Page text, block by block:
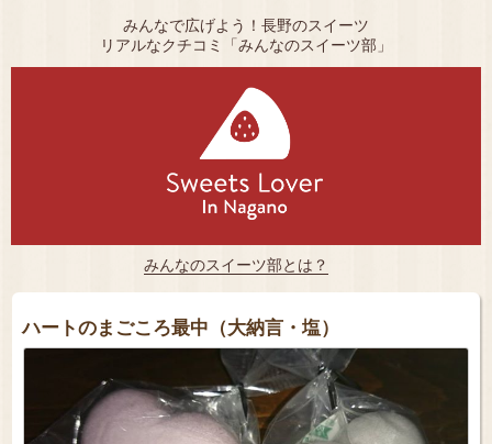
みんなで広げよう！長野のスイーツ
リアルなクチコミ「みんなのスイーツ部」
みんなのスイーツ部とは？
ハートのまごころ最中（大納言・塩）